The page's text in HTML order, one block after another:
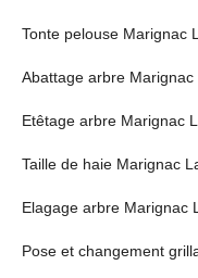
Tonte pelouse Marignac
Abattage arbre Marignac
Etêtage arbre Marignac
Taille de haie Marignac
Elagage arbre Marignac
Pose et changement